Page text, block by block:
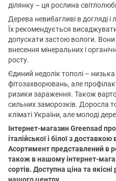
ділянку – ця рослина
Дерева невибагливі в догляді і
Їх рекомендується
допускати застою вологи.
внесення мінеральних і
росту.
Єдиний недолік тополі – низька
фітозахворювань, але
ризики зараження. Також
сильних заморозків. Доросла
кліматі України, але молоді
Інтернет-магазин Greensad
італійської і білої з
Асортимент представлений в
також в нашому інтернет-
сортів. Доступна ціна та
нашого центру.